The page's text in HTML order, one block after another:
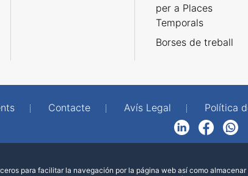
per a Places
Temporals
Borses de treball
Contacte Avís Legal Política
FacebookWhatsApp
para facilitar la navegación por la página web así como